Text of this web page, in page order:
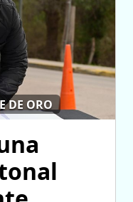
DE ORO